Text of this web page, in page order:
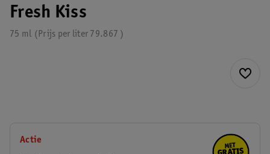
Fresh Kiss
75 ml 79.867
Prijs per liter
Actie